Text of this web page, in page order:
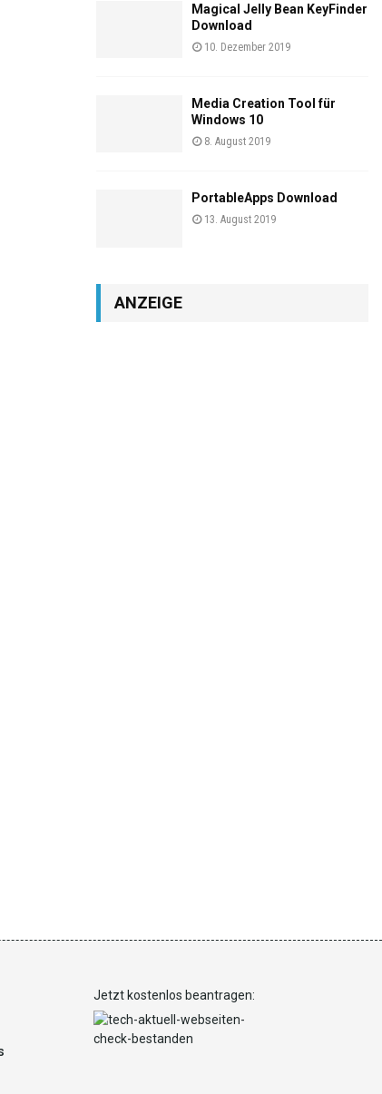
Magical Jelly Bean KeyFinder
Download
10. Dezember 2019
Media Creation Tool für
Windows 10
8. August 2019
PortableApps Download
13. August 2019
ANZEIGE
Jetzt kostenlos beantragen: